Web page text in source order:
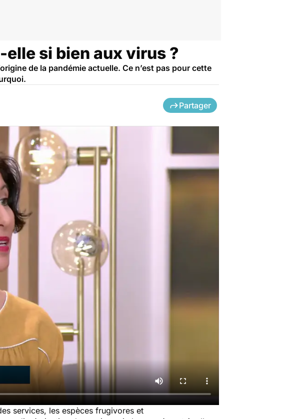
si bien aux virus ?
de la pandémie actuelle. Ce n’est pas pour cette
Partager
services, les espèces frugivores et